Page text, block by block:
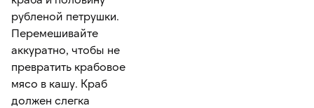
рубленой петрушки.
Перемешивайте
аккуратно, чтобы не
превратить крабовое
мясо в кашу. Краб
должен слегка